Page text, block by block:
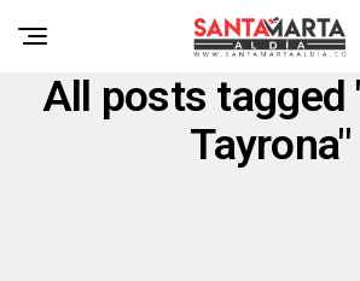
All posts tagged
Tayrona"